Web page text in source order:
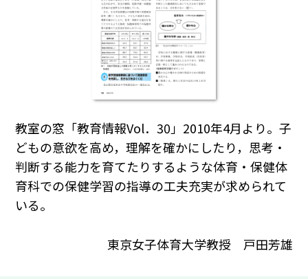
教室の窓「教育情報Vol．30」2010年4月より。子
どもの意欲を高め，理解を確かにしたり，思考・
判断する能力を育てたりするような体育・保健体
育科での保健学習の指導の工夫充実が求められて
いる。
東京女子体育大学教授 戸田芳雄